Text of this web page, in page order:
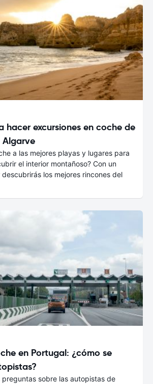
hacer excursiones en coche de
Algarve
a las mejores playas y lugares para
el interior montañoso? Con un
los mejores rincones del
en Portugal: ¿cómo se
preguntas sobre las autopistas de